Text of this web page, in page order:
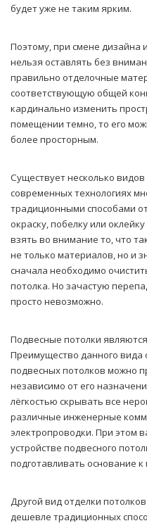
будет уже не таким ярким.
Поэтому, при смене дизайна
нельзя оставлять без
правильно отделочные
соответствующую общей
кардинально изменить
помещении темно, то его
более просторным.
Существует несколько
современных технологиях
традиционными способами
окраску, побелку или
взять во внимание то, что
не только материалов, но и
сначала необходимо
потолка. Но зачастую
просто невозможно.
Подвесные потолки
Преимущество данного вида
подвесных потолков можно
независимо от его
лёгкостью скрывать все
различные инженерные
электропроводки. При этом
устройстве подвесного
подготавливать основание к
Другой вид отделки
дешевле традиционных